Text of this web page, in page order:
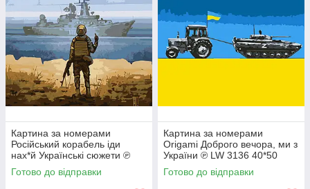
Картина за номерами
Російський корабель іди
нах*й Українські сюжети ℗
40*50 см Орігамі LW 3126
Готово до відправки
Картина за номерами
Origami Доброго вечора, ми з
України ℗ LW 3136 40*50
pbn-p
Готово до відправки